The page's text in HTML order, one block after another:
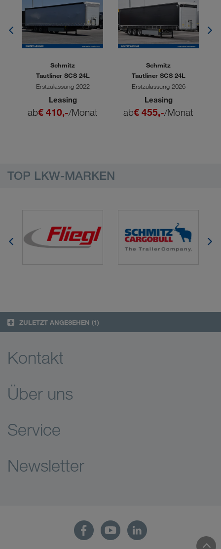
Schmitz
Tautliner SCS 24L
Erstzulassung 2022
Leasing
ab€ 410,-/Monat
Schmitz
Tautliner SCS 24L
Erstzulassung 2026
Leasing
ab€ 455,-/Monat
TOP LKW-MARKEN
ZULETZT ANGESEHEN (1)
Kontakt
Über uns
Service
Newsletter